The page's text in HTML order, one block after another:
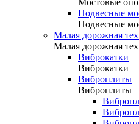
Мостовые
Подвесные
Подвесные
Малая дорожная
Малая дорожная
Виброкатки
Виброкатки
Виброплиты
Виброплиты